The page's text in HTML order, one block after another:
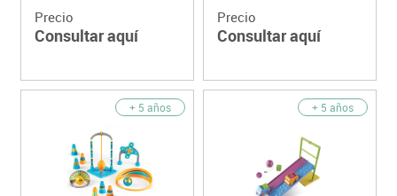
Precio
Consultar aquí
Precio
Consultar aquí
+ 5 años + 5 años